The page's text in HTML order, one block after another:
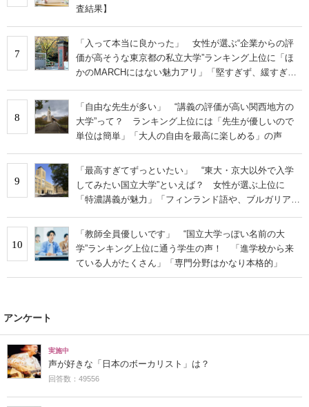
査結果】
7
「入って本当に良かった」 女性が選ぶ“企業からの評
価が高そうな東京都の私立大学”ランキング上位に「ほ
かのMARCHにはない魅力アリ」「堅すぎず、緩すぎな
8
「自由な先生が多い」 “講義の評価が高い関西地方の
大学”って？ ランキング上位には「先生が優しいので
単位は簡単」「大人の自由を最高に楽しめる」の声
9
「最高すぎてずっといたい」 “東大・京大以外で入学
してみたい国立大学”といえば？ 女性が選ぶ上位に
「特濃講義が魅力」「フィンランド語や、ブルガリア語
10
「教師全員優しいです」 “国立大学っぽい名前の大
学”ランキング上位に通う学生の声！ 「進学校から来
ている人がたくさん」「専門分野はかなり本格的」
アンケート
実施中
声が好きな「日本のボーカリスト」は？
回答数：49556